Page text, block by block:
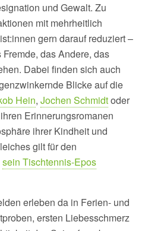
und Gewalt. Zu
mit mehrheitlich
gern darauf reduziert –
das Andere, das
Dabei finden sich auch
Blicke auf die
Hein, Jochen Schmidtoder
Erinnerungsromanen
ihrer Kindheit und
gilt für den
sein Tischtennis-Epos
erleben da in Ferien- und
ersten Liebesschmerz